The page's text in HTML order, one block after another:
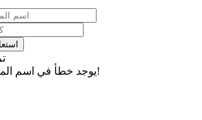
يوجد خطأ في اسم المستخدم أو كلمة المرور!